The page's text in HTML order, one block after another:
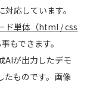
応しています。
ド単体（html / css
もできます。
AIが出力したデモ
たものです。画像